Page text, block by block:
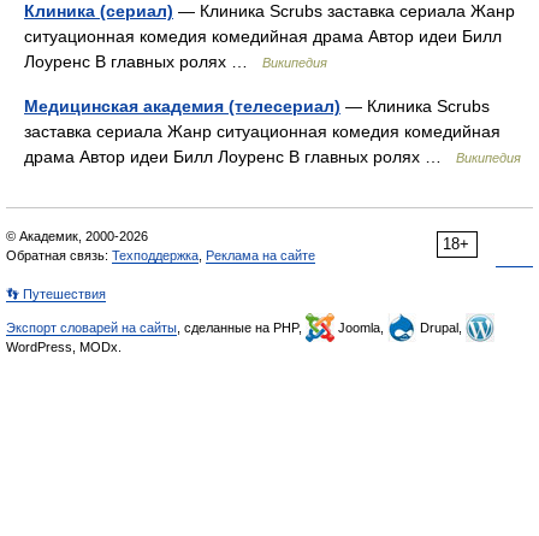
Клиника (сериал) — Клиника Scrubs заставка сериала Жанр
ситуационная комедия комедийная драма Автор идеи Билл
Лоуренс В главных ролях …
Википедия
Медицинская академия (телесериал) — Клиника Scrubs
заставка сериала Жанр ситуационная комедия комедийная
драма Автор идеи Билл Лоуренс В главных ролях …
Википедия
18+
© Академик, 2000-2026
Обратная связь: Техподдержка Реклама на сайте
👣 Путешествия
Экспорт словарей на сайты , сделанные на PHP, Joomla,
Drupal,
WordPress, MODx.